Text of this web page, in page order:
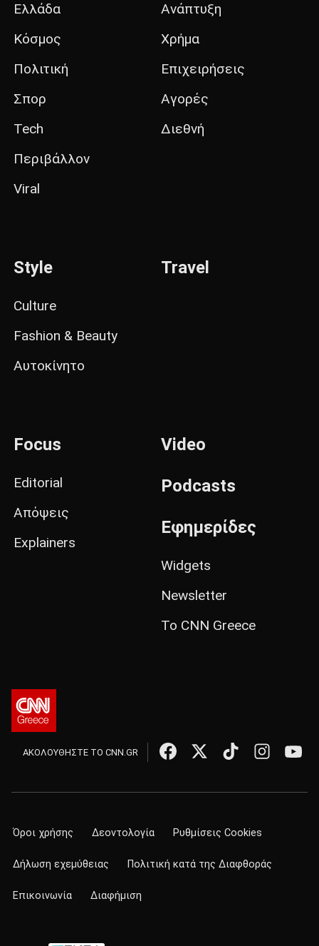
Ελλάδα
Κόσμος
Πολιτική
Σπορ
Tech
Περιβάλλον
Viral
Ανάπτυξη
Χρήμα
Επιχειρήσεις
Αγορές
Διεθνή
Style
Culture
Fashion & Beauty
Αυτοκίνητο
Travel
Focus
Editorial
Απόψεις
Explainers
Video
Podcasts
Εφημερίδες
Widgets
Newsletter
Το CNN Greece
ΑΚΟΛΟΥΘΗΣΤΕ ΤΟ CNN.GR
Όροι χρήσης Δεοντολογία Ρυθμίσεις Cookies
Δήλωση εχεμύθειας Πολιτική κατά της Διαφθοράς
Επικοινωνία Διαφήμιση